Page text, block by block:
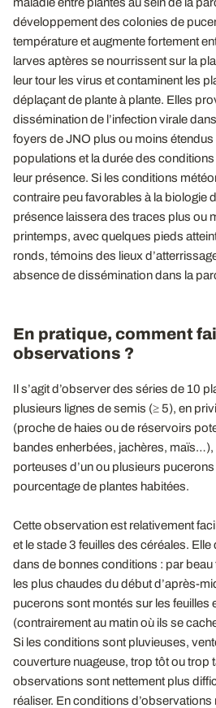
développement des colonies de
température et augmente fortement
larves aptères se nourrissent sur la
leur tour les virus et contaminent les
déplaçant de plante à plante. Elles
dissémination de l’infection virale
foyers de JNO plus ou moins étendus
populations et la durée des
leur présence. Si les conditions
contraire peu favorables à la biologie
présence laissera des traces plus ou
printemps, avec quelques pieds
ronds, témoins des lieux
absence de dissémination dans la
En pratique, comment
observations ?
Il s’agit d’observer des séries de 10
plusieurs lignes de semis (≥ 5), en
(proche de haies ou de réservoirs
bandes enherbées, jachères,
porteuses d’un ou plusieurs
pourcentage de plantes habitées.
Cette observation est relativement
et le stade 3 feuilles des céréales.
dans de bonnes conditions : par
les plus chaudes du début d’après-
pucerons sont montés sur les feuilles
(contrairement au matin où ils se
Si les conditions sont pluvieuses,
couverture nuageuse, trop tôt ou trop
observations sont nettement plus
réaliser. En conditions